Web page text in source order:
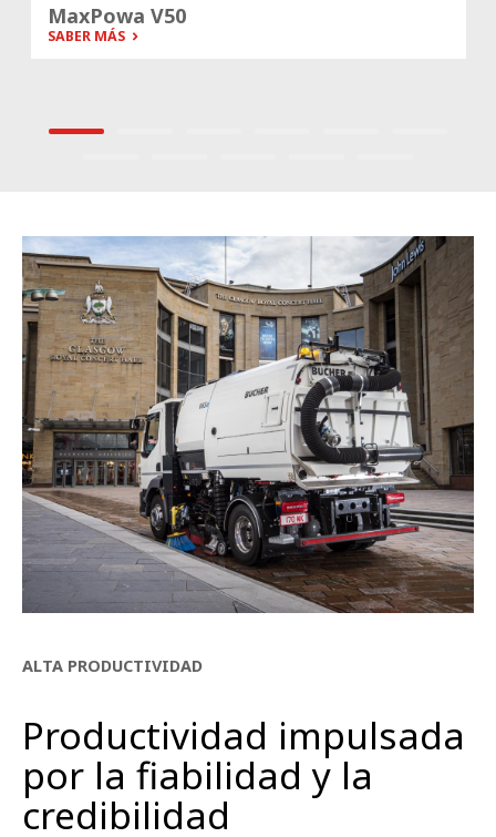
MaxPowa V50
SABER MÁS
ALTA PRODUCTIVIDAD
Productividad impulsada
por la fiabilidad y la
credibilidad